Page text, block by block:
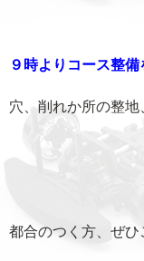
９時よりコース整備
穴、削れか所の整地
都合のつく方、ぜひ